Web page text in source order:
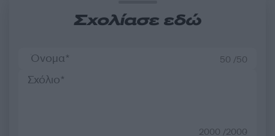
Σχολίασε εδώ
50 /50
2000 /2000